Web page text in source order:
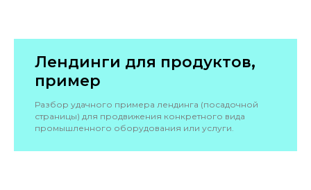
Лендинги для продуктов,
пример
Разбор удачного примера лендинга (посадочной
страницы) для продвижения конкретного вида
промышленного оборудования или услуги.